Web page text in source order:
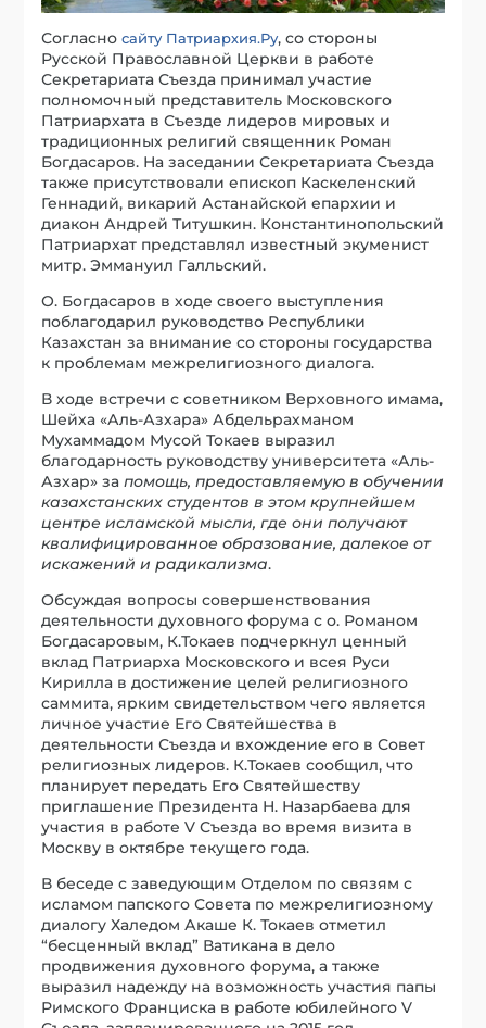
Согласносайту Патриархия.Ру, со стороны
Русской Православной Церкви в работе
Секретариата Съезда принимал участие
полномочный представитель Московского
Патриархата в Съезде лидеров мировых и
традиционных религий священник Роман
Богдасаров. На заседании Секретариата Съезда
также присутствовали епископ Каскеленский
Геннадий, викарий Астанайской епархии и
диакон Андрей Титушкин. Константинопольский
Патриархат представлял известный экуменист
митр. Эммануил Галльский.
О. Богдасаров в ходе своего выступления
поблагодарил руководство Республики
Казахстан за внимание со стороны государства
к проблемам межрелигиозного диалога.
В ходе встречи с советником Верховного имама,
Шейха «Аль-Азхара» Абдельрахманом
Мухаммадом Мусой Токаев выразил
благодарность руководству университета «Аль-
Азхар» запомощь, предоставляемую в обучении
казахстанских студентов в этом крупнейшем
центре исламской мысли, где они получают
квалифицированное образование, далекое от
искажений и радикализма.
Обсуждая вопросы совершенствования
деятельности духовного форума с о. Романом
Богдасаровым, К.Токаев подчеркнул ценный
вклад Патриарха Московского и всея Руси
Кирилла в достижение целей религиозного
саммита, ярким свидетельством чего является
личное участие Его Святейшества в
деятельности Съезда и вхождение его в Совет
религиозных лидеров. К.Токаев сообщил, что
планирует передать Его Святейшеству
приглашение Президента Н. Назарбаева для
участия в работе V Съезда во время визита в
Москву в октябре текущего года.
В беседе с заведующим Отделом по связям с
исламом папского Совета по межрелигиозному
диалогу Халедом Акаше К. Токаев отметил
“бесценный вклад” Ватикана в дело
продвижения духовного форума, а также
выразил надежду на возможность участия папы
Римского Франциска в работе юбилейного V